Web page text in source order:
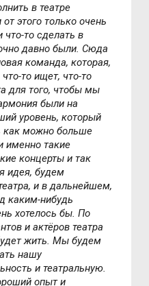
в театре
этого только очень
что-то сделать в
давно были. Сюда
команда, которая,
то ищет, что-то
для того, чтобы мы
были на
уровень, который
как можно больше
именно такие
концерты и так
идея, будем
и в дальнейшем,
каким-нибудь
хотелось бы. По
и актёров театра
жить. Мы будем
нашу
и театральную.
опыт и